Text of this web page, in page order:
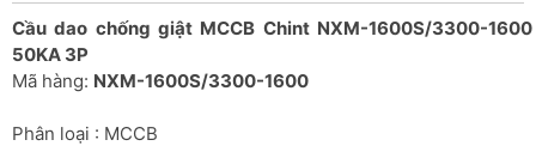
Cầu dao chống giật MCCB Chint NXM-1600S/3300-1600
50KA 3P
Mã hàng: NXM-1600S/3300-1600
Phân loại : MCCB